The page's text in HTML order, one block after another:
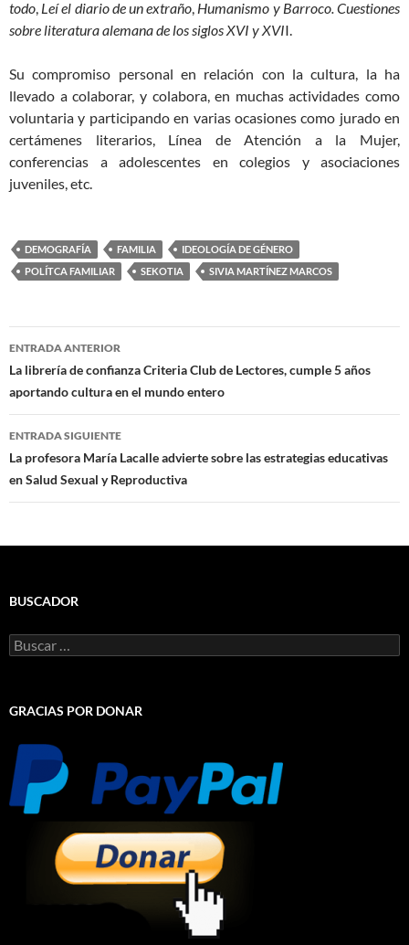
todo, Leí el diario de un extraño, Humanismo y Barroco. Cuestiones
sobre literatura alemana de los siglos XVI y XVII.
Su compromiso personal en relación con la cultura, la ha
llevado a colaborar, y colabora, en muchas actividades como
voluntaria y participando en varias ocasiones como jurado en
certámenes literarios, Línea de Atención a la Mujer,
conferencias a adolescentes en colegios y asociaciones
juveniles, etc.
DEMOGRAFÍA FAMILIA
IDEOLOGÍA DE GÉNERO
POLÍTCA FAMILIAR
SEKOTIA SIVIA MARTÍNEZ MARCOS
Navegación
de
entradas
ENTRADA ANTERIOR
La librería de confianza Criteria Club de Lectores, cumple 5 años
aportando cultura en el mundo entero
ENTRADA SIGUIENTE
La profesora María Lacalle advierte sobre las estrategias educativas
en Salud Sexual y Reproductiva
BUSCADOR
Buscar:
GRACIAS POR DONAR